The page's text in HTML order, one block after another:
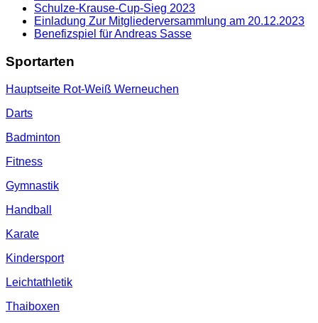
Schulze-Krause-Cup-Sieg 2023
Einladung Zur Mitgliederversammlung am 20.12.2023
Benefizspiel für Andreas Sasse
Sportarten
Hauptseite Rot-Weiß Werneuchen
Darts
Badminton
Fitness
Gymnastik
Handball
Karate
Kindersport
Leichtathletik
Thaiboxen